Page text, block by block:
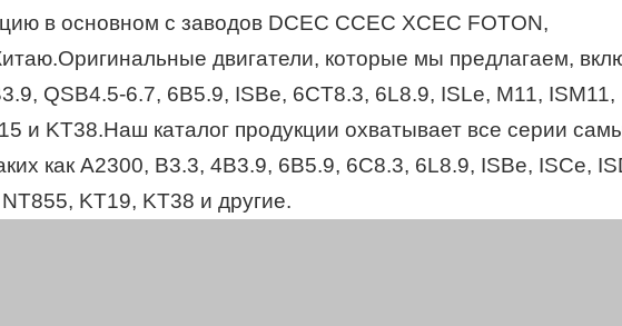
в основном с заводов DCEC CCEC XCEC FOTON,
двигатели, которые мы предлагаем,
QSB4.5-6.7, 6B5.9, ISBe, 6CT8.3, 6L8.9, ISLe, M11, ISM11,
и KT38.Наш каталог продукции охватывает все серии
как A2300, B3.3, 4B3.9, 6B5.9, 6C8.3, 6L8.9, ISBe, ISCe,
KT19, KT38 и другие.